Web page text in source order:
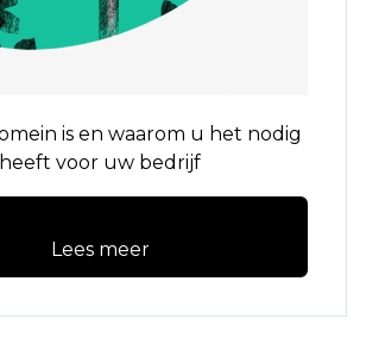
is en waarom u het nodig
heeft voor uw bedrijf
Lees meer